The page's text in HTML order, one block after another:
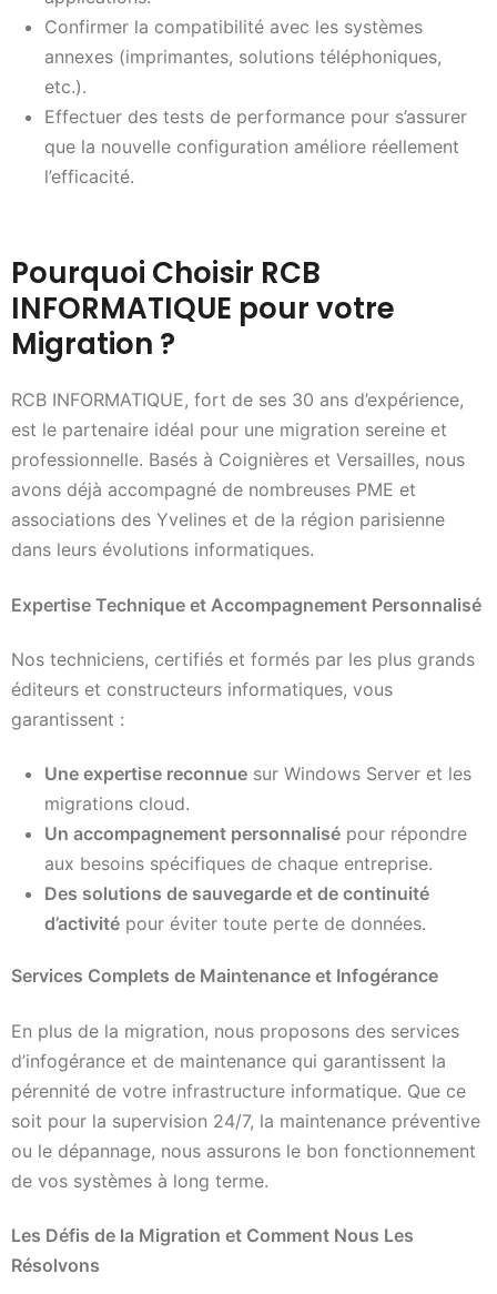
Confirmer la compatibilité avec les systèmes
annexes (imprimantes, solutions téléphoniques,
etc.).
Effectuer des tests de performance pour s’assurer
que la nouvelle configuration améliore réellement
l’efficacité.
Pourquoi Choisir RCB
INFORMATIQUE pour votre
Migration ?
RCB INFORMATIQUE, fort de ses 30 ans d’expérience,
est le partenaire idéal pour une migration sereine et
professionnelle. Basés à Coignières et Versailles, nous
avons déjà accompagné de nombreuses PME et
associations des Yvelines et de la région parisienne
dans leurs évolutions informatiques.
Expertise Technique et Accompagnement Personnalisé
Nos techniciens, certifiés et formés par les plus grands
éditeurs et constructeurs informatiques, vous
garantissent :
Une expertise reconnue sur Windows Server et les
migrations cloud.
Un accompagnement personnalisé pour répondre
aux besoins spécifiques de chaque entreprise.
Des solutions de sauvegarde et de continuité
d’activité pour éviter toute perte de données.
Services Complets de Maintenance et Infogérance
En plus de la migration, nous proposons des services
d’infogérance et de maintenance qui garantissent la
pérennité de votre infrastructure informatique. Que ce
soit pour la supervision 24/7, la maintenance préventive
ou le dépannage, nous assurons le bon fonctionnement
de vos systèmes à long terme.
Les Défis de la Migration et Comment Nous Les
Résolvons